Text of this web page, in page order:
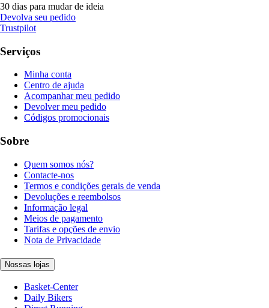
30 dias para mudar de ideia
Devolva seu pedido
Trustpilot
Serviços
Minha conta
Centro de ajuda
Acompanhar meu pedido
Devolver meu pedido
Códigos promocionais
Sobre
Quem somos nós?
Contacte-nos
Termos e condições gerais de venda
Devoluções e reembolsos
Informação legal
Meios de pagamento
Tarifas e opções de envio
Nota de Privacidade
Nossas lojas
Basket-Center
Daily Bikers